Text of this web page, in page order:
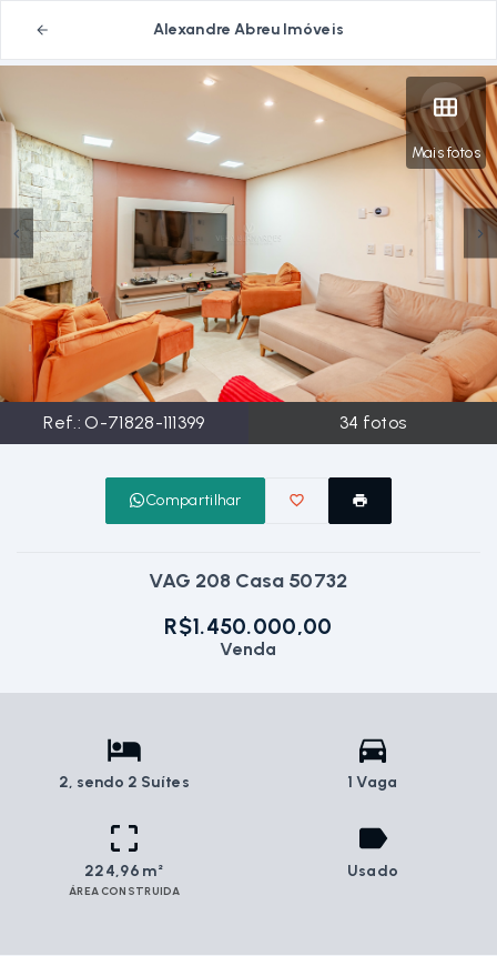
Alexandre Abreu Imóveis
Mais fotos
Ref.:O-71828-111399 34 fotos
Compartilhar
VAG 208 Casa 50732
R$1.450.000,00
Venda
2, sendo 2 Suítes 1 Vaga
224,96 m²
ÁREA CONSTRUIDA
Usado